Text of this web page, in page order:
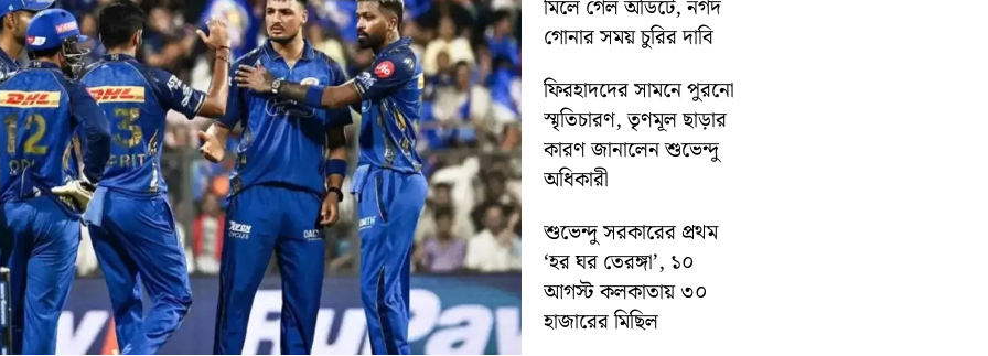
মিলে গেল অডিটে, নগদ
গোনার সময় চুরির দাবি
ফিরহাদদের সামনে পুরনো
স্মৃতিচারণ, তৃণমূল ছাড়ার
কারণ জানালেন শুভেন্দু
অধিকারী
শুভেন্দু সরকারের প্রথম
‘হর ঘর তেরঙ্গা’, ১০
আগস্ট কলকাতায় ৩০
হাজারের মিছিল